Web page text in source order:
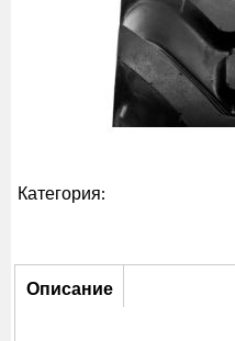
Категория:
Описание
Описание